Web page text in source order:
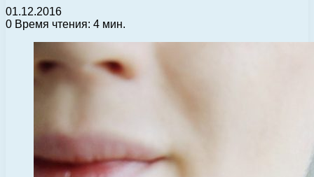
01.12.2016
0 Время чтения: 4 мин.